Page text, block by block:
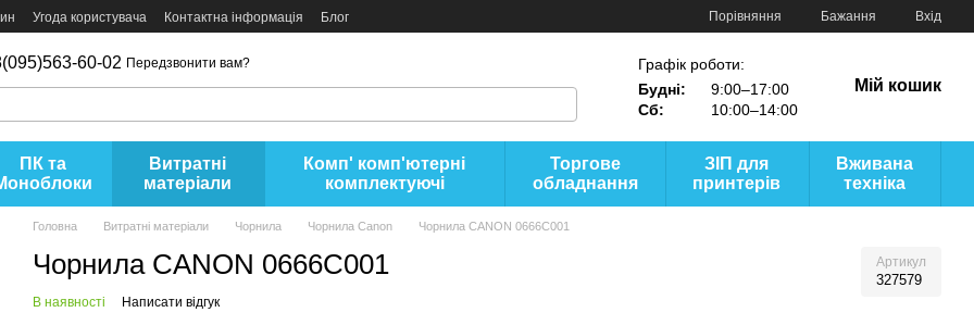
Угода користувача Контактна інформація Блог Порівняння Бажання Вхід
60-02 Передзвонити вам?
Графік роботи:
Будні:
9:00–17:00
Сб:
10:00–14:00
Мій кошик
ПК та
Витратні
матеріали
Комп' комп'ютерні
комплектуючі
Торгове
обладнання
ЗІП для
принтерів
Вживана
техніка
Головна Витратні матеріали Чорнила Чорнила Canon Чорнила CANON 0666C001
Чорнила CANON 0666C001 Артикул
327579
В наявності Написати відгук